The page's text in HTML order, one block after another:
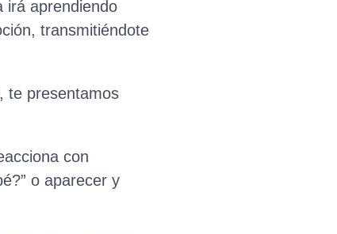
irá aprendiendo
transmitiéndote
te presentamos
con
o aparecer y